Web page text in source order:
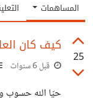
المساهمات
25
كيف كان العام 2020
قبل 6 سنوات
حيّا الله حسوب